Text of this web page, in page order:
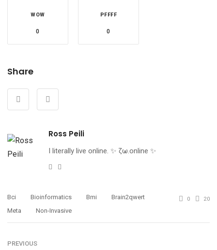
WOW
0
PFFFF
0
Share
Ross Peili
I literally live online. ✨ ζω.online ✨
Website
Bci Bioinformatics Bmi
Brain2qwert
Meta
Non-Invasive
0 20
PREVIOUS